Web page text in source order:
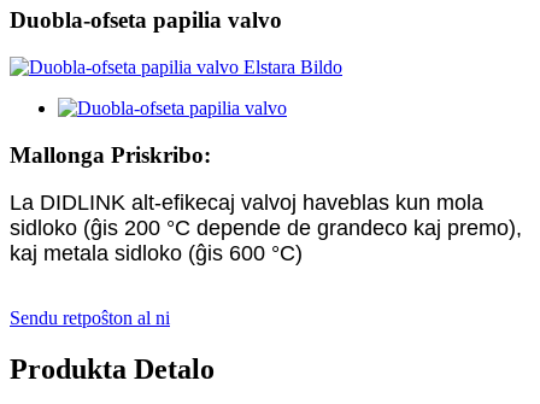
Duobla-ofseta papilia valvo
Mallonga Priskribo:
La DIDLINK alt-efikecaj valvoj haveblas kun mola
sidloko (ĝis 200 °C depende de grandeco kaj premo),
kaj metala sidloko (ĝis 600 °C)
Sendu retpoŝton al ni
Produkta Detalo